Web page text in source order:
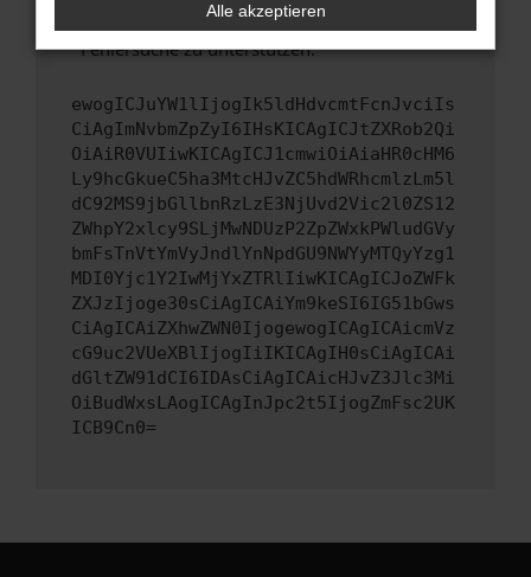
uns diesen Text schicken, um uns bei der
Fehlersuche zu unterstützen:
ewogICJuYW1lIjogIk5ldHdvcmtFcnJvciIs
CiAgImNvbmZpZyI6IHsKICAgICJtZXRob2Qi
OiAiR0VUIiwKICAgICJ1cmwiOiAiaHR0cHM6
Ly9hcGkueC5ha3MtcHJvZC5hdWRhcmlzLm5l
dC92MS9jbGllbnRzLzE3NjUvd2Vic2l0ZS12
ZWhpY2xlcy9SLjMwNDUzP2ZpZWxkPWludGVy
bmFsTnVtYmVyJndlYnNpdGU9NWYyMTQyYzg1
MDI0Yjc1Y2IwMjYxZTRlIiwKICAgICJoZWFk
ZXJzIjoge30sCiAgICAiYm9keSI6IG51bGws
CiAgICAiZXhwZWN0IjogewogICAgICAicmVz
cG9uc2VUeXBlIjogIiIKICAgIH0sCiAgICAi
dGltZW91dCI6IDAsCiAgICAicHJvZ3Jlc3Mi
OiBudWxsLAogICAgInJpc2t5IjogZmFsc2UK
ICB9Cn0=
Alle akzeptieren